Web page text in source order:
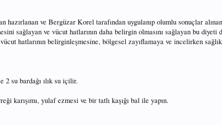
hazırlanan ve Bergüzar Korel tarafından uygulanıp olumlu sonuçlar
sağlayan ve vücut hatlarının daha belirgin olmasını sağlayan bu
hatlarının belirginleşmesine, bölgesel zayıflamaya ve incelirken
2 su bardağı ılık su içilir.
karışımı, yulaf ezmesi ve bir tatlı kaşığı bal ile yapın.